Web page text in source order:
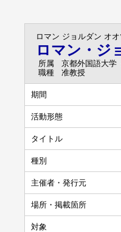
ロマン ジョルダン オオ
ロマン・ジ
所属
京都外国語大学
職種
准教授
期間
活動形態
タイトル
種別
主催者・発行元
場所・掲載箇所
対象